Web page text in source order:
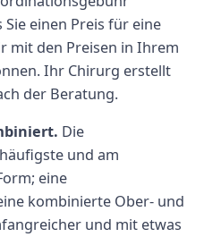
einen Preis für eine
mit den Preisen in Ihrem
Ihr Chirurg erstellt
der Beratung.
Die
und am
eine
kombinierte Ober- und
und mit etwas